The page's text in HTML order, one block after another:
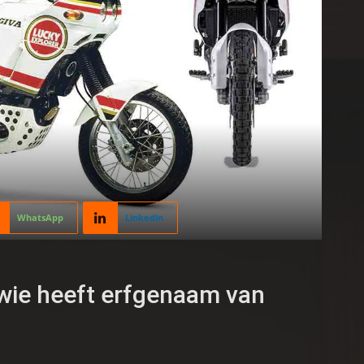
WhatsApp Linkedin
heeft erfgenaam van